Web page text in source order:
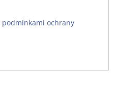
podmínkami ochrany